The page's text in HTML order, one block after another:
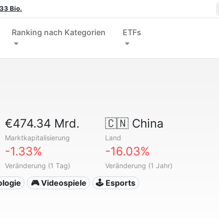
Bio.
Ranking nach Kategorien ETFs
€474.34 Mrd.
Marktkapitalisierung
🇨🇳China
Land
-1.33%
Veränderung (1 Tag)
-16.03%
Veränderung (1 Jahr)
🎮 Videospiele 🕹️ Esports